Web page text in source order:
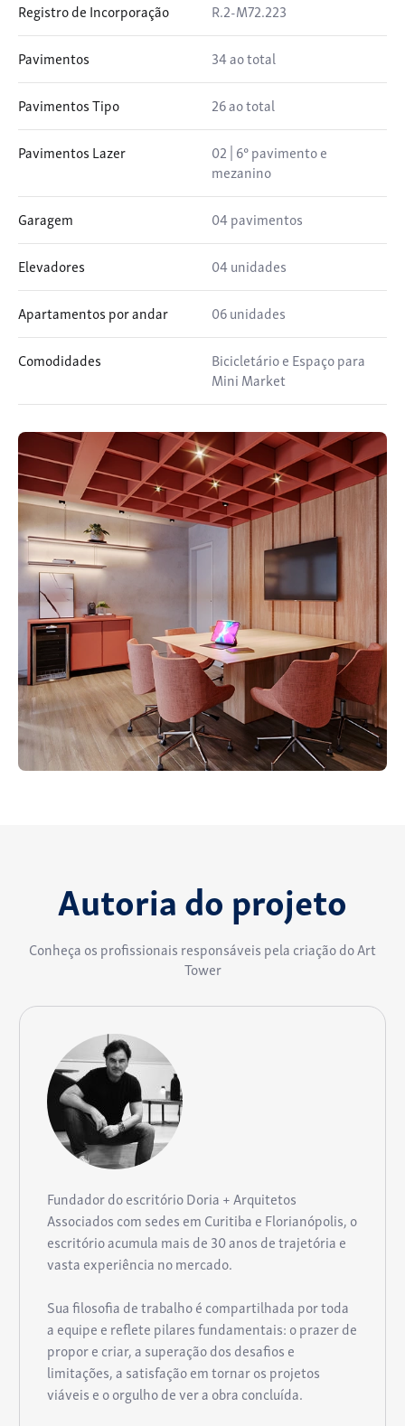
Registro de Incorporação R.2-M72.223
Pavimentos 34 ao total
Pavimentos Tipo 26 ao total
Pavimentos Lazer
02 | 6º pavimento e
mezanino
Garagem 04 pavimentos
Elevadores 04 unidades
Apartamentos por andar 06 unidades
Comodidades
Bicicletário e Espaço para
Mini Market
Autoria do projeto
Conheça os profissionais responsáveis pela criação do Art
Tower
Fundador do escritório Doria + Arquitetos
Associados com sedes em Curitiba e Florianópolis, o
escritório acumula mais de 30 anos de trajetória e
vasta experiência no mercado.
Sua filosofia de trabalho é compartilhada por toda
a equipe e reflete pilares fundamentais: o prazer de
propor e criar, a superação dos desafios e
limitações, a satisfação em tornar os projetos
viáveis e o orgulho de ver a obra concluída.